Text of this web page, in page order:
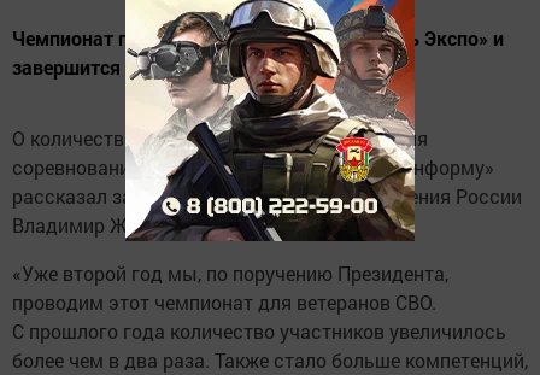
Чемпионат проходит на территории «Казань Экспо» и
завершится 1 июля.
О количестве дисциплин и опыте проведения
соревнований для участников СВО «Татар-информу»
рассказал заместитель министра просвещения России
Владимир Желонкин.
«Уже второй год мы, по поручению Президента,
проводим этот чемпионат для ветеранов СВО.
С прошлого года количество участников увеличилось
более чем в два раза. Также стало больше компетенций,